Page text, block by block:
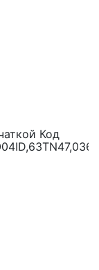
Код